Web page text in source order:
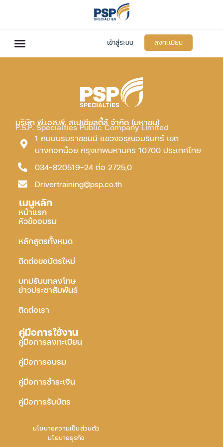
เข้าสู่ระบบ ลงทะเบียน
บริษัท พี.เอส.พี. สเปเชียลตี้ส์ จำกัด (มหาชน)
P.S.P. Specialties Public Company Limited
1 ถนนบรมราชชนนี แขวงอรุณอมรินทร์ เขต
บางกอกน้อย กรุงเทพมหานคร 10700 ประเทศไทย
034-820519-24 ต่อ 2725,0
Drivertraining@psp.co.th
เมนูหลัก
หน้าแรก
หัวข้ออบรม
หลักสูตรทั้งหมด
ติดต่อขอบัตรใหม่
บทปรับบทลงโทษ
ข่าวประชาสัมพันธ์
ติดต่อเรา
คู่มือการใช้งาน
คู่มือการลงทะเบียน
คู่มือการอบรม
คู่มือการชำระเงิน
คู่มือการรับบัตร
นโยบายความเป็นส่วนตัว
นโยบายธุรกิจ